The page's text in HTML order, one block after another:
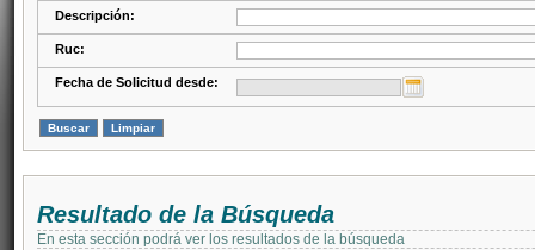
Descripción:
Ruc:
Fecha de Solicitud desde:
Resultado de la Búsqueda
En esta sección podrá ver los resultados de la búsqueda